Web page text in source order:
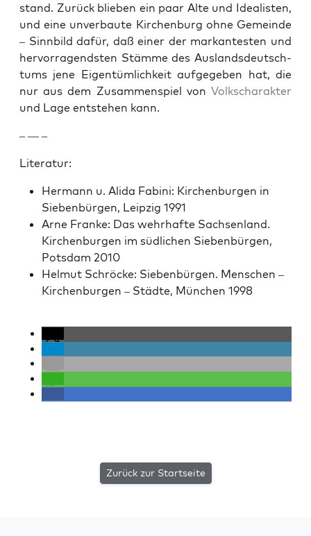
stand. Zurück blieben ein paar Alte und Ide­al­is­ten,
und eine unver­baute Kirchen­burg ohne Gemeinde
– Sinnbild dafür, daß ein­er der markan­testen und
her­vor­ra­gend­sten Stämme des Aus­lands­deutsch­
tums jene Eigen­tüm­lichkeit aufgegeben hat, die
nur aus dem Zusam­men­spiel von Volkscharak­ter
und Lage entste­hen kann.
– — –
Lit­er­atur:
Her­mann u. Ali­da Fabi­ni: Kirchen­bur­gen in
Sieben­bür­gen, Leipzig 1991
Arne Franke: Das wehrhafte Sach­sen­land.
Kirchen­bur­gen im südlichen Sieben­bür­gen,
Pots­dam 2010
Hel­mut Schröcke: Sieben­bür­gen. Men­schen –
Kirchen­bur­gen – Städte, München 1998
Zurück zur Startseite